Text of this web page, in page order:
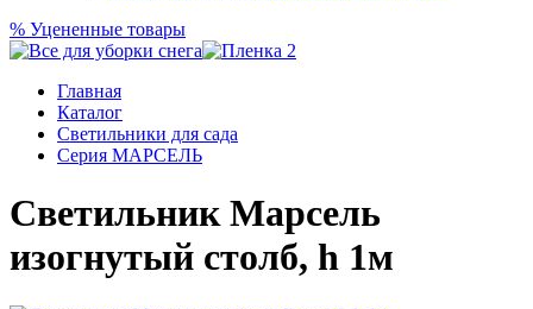
% Уцененные товары
Главная
Каталог
Светильники для сада
Серия МАРСЕЛЬ
Светильник Марсель
изогнутый столб, h 1м